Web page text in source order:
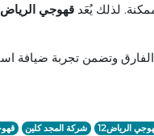
لذلك يُعَد قهوجي الرياض
وتضمن تجربة ضيافة
شركة المجد كلين الرياض12